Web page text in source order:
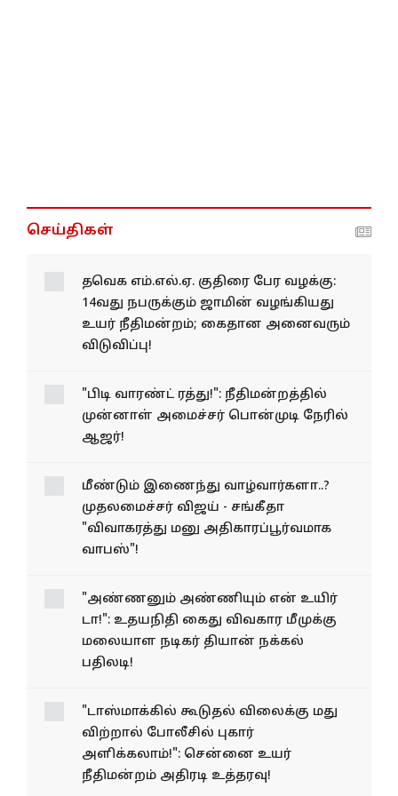
செய்திகள்
தவெக எம்.எல்.ஏ. குதிரை பேர வழக்கு:
14வது நபருக்கும் ஜாமின் வழங்கியது
உயர் நீதிமன்றம்; கைதான அனைவரும்
விடுவிப்பு!
"பிடி வாரண்ட் ரத்து!": நீதிமன்றத்தில்
முன்னாள் அமைச்சர் பொன்முடி நேரில்
ஆஜர்!
மீண்டும் இணைந்து
வாழ்வார்களா..? முதலமைச்சர்
விஜய் - சங்கீதா "விவாகரத்து
"அண்ணனும் அண்ணியும்
என் உயிர் டா!": உதயநிதி
நக்கல் பதிலடி!
"டாஸ்மாக்கில் கூடுதல்
விலைக்கு மது விற்றால்